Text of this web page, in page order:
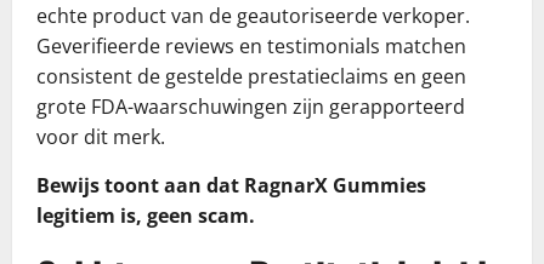
echte product van de geautoriseerde verkoper.
Geverifieerde reviews en testimonials matchen
consistent de gestelde prestatieclaims en geen
grote FDA-waarschuwingen zijn gerapporteerd
voor dit merk.
Bewijs toont aan dat RagnarX Gummies
legitiem is, geen scam.